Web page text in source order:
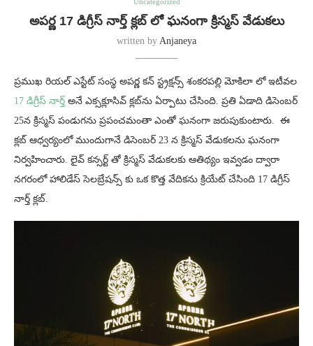
అపర్ణ 17 డిగ్రీస్ నార్త్ క్లబ్‌ లో ఘనంగా క్రిస్మస్ వేడుకలు
written by Anjaneya
ప్రముఖ రియల్ ఎస్టేట్ సంస్థ అపర్ణ కన్ స్ట్రక్షన్స్ శంకరపల్లి మోకిలా లో ఇటీవల
17 డిగ్రీస్ నార్త్ అనే ఎక్సక్లూసివ్ క్లబ్‌ను ఏర్పాటు చేసింది. ప్రతి ఏడాది డిసెంబర్
25న క్రిస్మస్ పండుగను ప్రపంచమంతా ఎంతో ఘనంగా జరుపుకుంటారు. ఈ
క్లబ్ ఆధ్వర్యంలో ముందుగానే డిసెంబర్ 23 న క్రిస్మస్ వేడుకలను ఘనంగా
నిర్వహించారు. లైవ్ కన్సర్ట్ తో క్రిస్మస్ వేడుకలకు ఆతిథ్యం ఇవ్వడం ద్వారా
నగరంలో హాలిడేస్ సెలబ్రేషన్స్ కు ఒక కొత్త వేదికను క్రియేట్ చేసింది 17 డిగ్రీస్
నార్త్ క్లబ్.